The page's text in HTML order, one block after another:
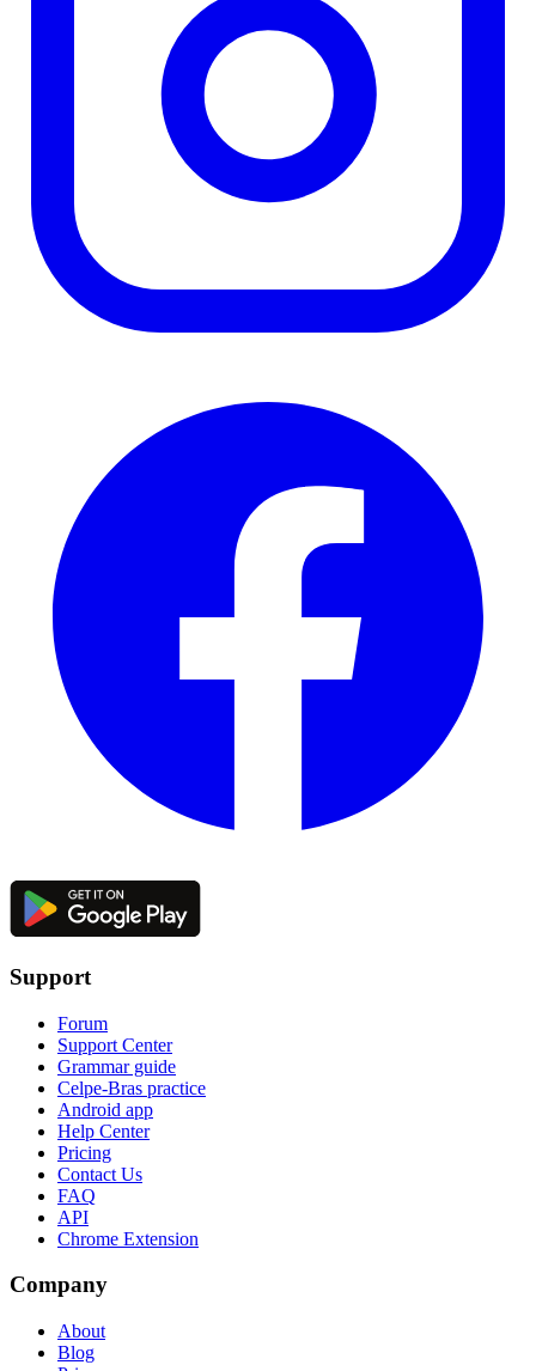
Support
Forum
Support Center
Grammar guide
Celpe-Bras practice
Android app
Help Center
Pricing
Contact Us
FAQ
API
Chrome Extension
Company
About
Blog